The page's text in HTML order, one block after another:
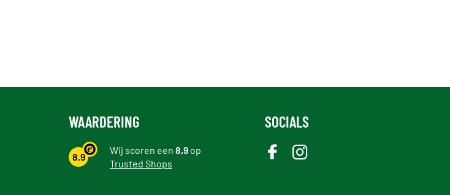
WAARDERING
8,9
Wij scoren een 8,9 op
Trusted Shops
SOCIALS